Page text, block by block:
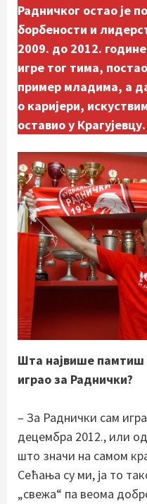
Радничког остао је
борбености и
2009. до 2012.
игре тог тима,
пример младима, а
о каријери,
оставио у Крагујевцу.
Шта највише памтиш
играо за Раднички?
– За Раднички сам
децембра 2012., или
што значи на самом
Сећања су ми, ја то
„свежа“ па веома